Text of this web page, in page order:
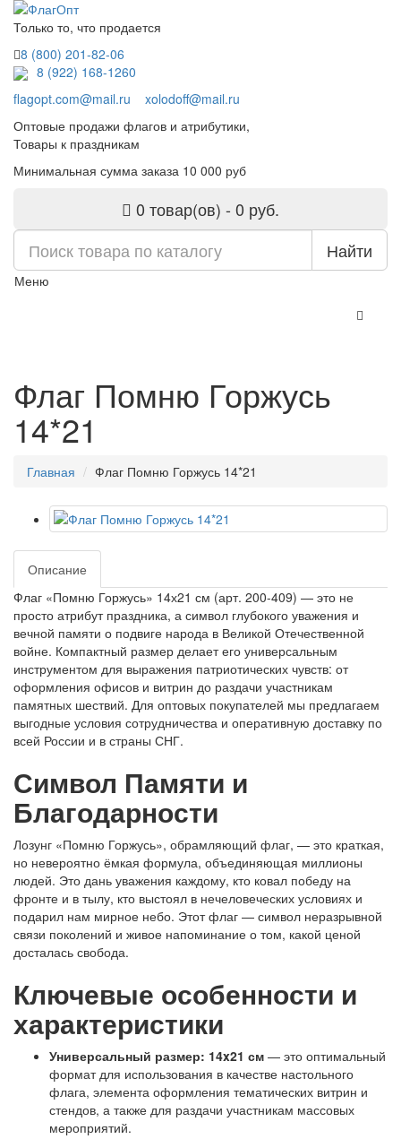
Только то, что продается
8 (800) 201-82-06
8 (922) 168-1260
flagopt.com@mail.ru
xolodoff@mail.ru
Оптовые продажи флагов и атрибутики,
Товары к праздникам
Минимальная сумма заказа 10 000 руб
0 товар(ов) - 0 руб.
Найти
Меню
Флаг Помню Горжусь
14*21
Главная Флаг Помню Горжусь 14*21
Описание
Флаг «Помню Горжусь» 14х21 см (арт. 200-409) — это не
просто атрибут праздника, а символ глубокого уважения и
вечной памяти о подвиге народа в Великой Отечественной
войне. Компактный размер делает его универсальным
инструментом для выражения патриотических чувств: от
оформления офисов и витрин до раздачи участникам
памятных шествий. Для оптовых покупателей мы предлагаем
выгодные условия сотрудничества и оперативную доставку по
всей России и в страны СНГ.
Символ Памяти и
Благодарности
Лозунг «Помню Горжусь», обрамляющий флаг, — это краткая,
но невероятно ёмкая формула, объединяющая миллионы
людей. Это дань уважения каждому, кто ковал победу на
фронте и в тылу, кто выстоял в нечеловеческих условиях и
подарил нам мирное небо. Этот флаг — символ неразрывной
связи поколений и живое напоминание о том, какой ценой
досталась свобода.
Ключевые особенности и
характеристики
Универсальный размер: 14x21 см — это оптимальный
формат для использования в качестве настольного
флага, элемента оформления тематических витрин и
стендов, а также для раздачи участникам массовых
мероприятий.